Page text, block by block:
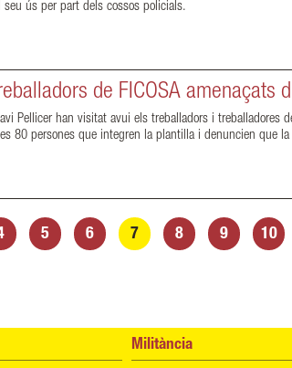
ús per part dels cossos policials.
de FICOSA amenaçats
Pellicer han visitat avui els treballadors i treballadores
80 persones que integren la plantilla i denuncien que
5 6 7 8 9 10
Militància